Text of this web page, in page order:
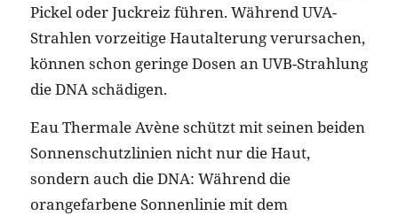
Pickel oder Juckreiz führen. Während UVA-
Strahlen vorzeitige Hautalterung verursachen,
können schon geringe Dosen an UVB-Strahlung
die DNA schädigen.
Eau Thermale Avène schützt mit seinen beiden
Sonnenschutzlinien nicht nur die Haut,
sondern auch die DNA: Während die
orangefarbene Sonnenlinie mit dem